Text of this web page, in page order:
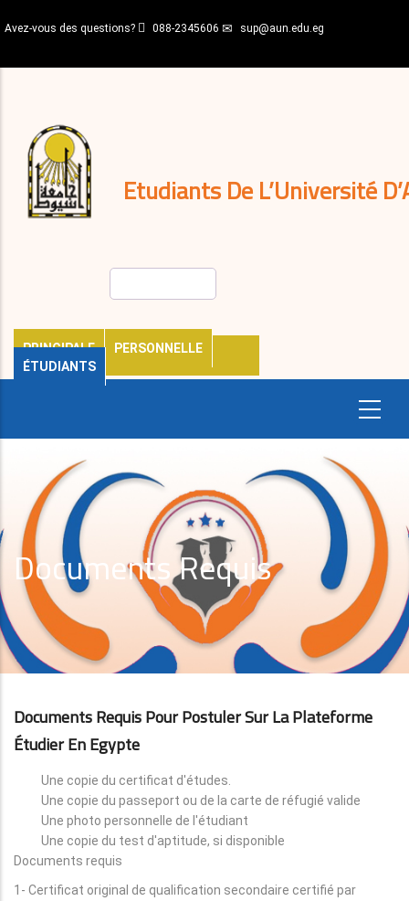
au
principal
Avez-vous des questions? 088-2345606 sup@aun.edu.eg
Etudiants De L’Université
PRINCIPALE
PERSONNELLE
ÉTUDIANTS
décisions
Expatriés
Journal
Documents Requis
Documents Requis Pour Postuler Sur La Plateforme
Étudier En Egypte
Une copie du certificat d'études.
Une copie du passeport ou de la carte de réfugié valide
Une photo personnelle de l'étudiant
Une copie du test d'aptitude, si disponible
Documents requis
1- Certificat original de qualification secondaire certifié par